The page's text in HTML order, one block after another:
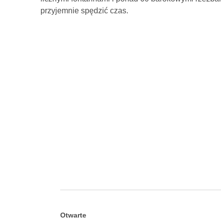
przyjemnie spędzić czas.
Otwarte